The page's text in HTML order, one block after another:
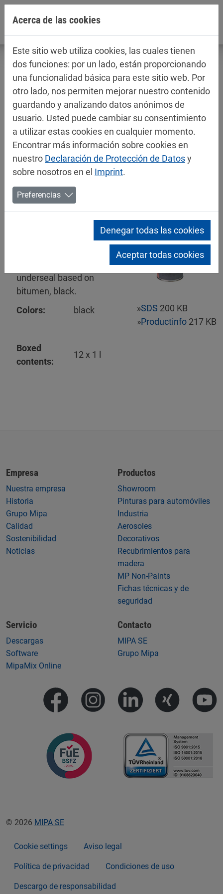
Jump directly to main navigation
Jump directly to content
Fichas técnicas / fichas de datos de
seguridad
Pinturas para automóviles
underseal based on
bitumen, black.
Colors:
black
Boxed
contents:
12 x 1 l
»SDS 200 KB
»Productinfo 217 KB
Empresa
Nuestra empresa
Historia
Grupo Mipa
Calidad
Sostenibilidad
Noticias
Productos
Showroom
Pinturas para automóviles
Industria
Aerosoles
Decorativos
Recubrimientos para
madera
MP Non-Paints
Fichas técnicas y de
seguridad
Servicio
Descargas
Software
MipaMix Online
Contacto
MIPA SE
Grupo Mipa
© 2026 MIPA SE
Cookie settings Aviso legal
Política de privacidad Condiciones de uso
Descargo de responsabilidad
Acerca de las cookies
Este sitio web utiliza cookies, las cuales tienen
dos funciones: por un lado, están proporcionando
una funcionalidad básica para este sitio web. Por
otro lado, nos permiten mejorar nuestro contenido
guardando y analizando datos anónimos de
usuario. Usted puede cambiar su consentimiento
a utilizar estas cookies en cualquier momento.
Encontrar más información sobre cookies en
nuestro Declaración de Protección de Datosy
sobre nosotros en el Imprint.
Preferencias
Denegar todas las cookies
Aceptar todas cookies